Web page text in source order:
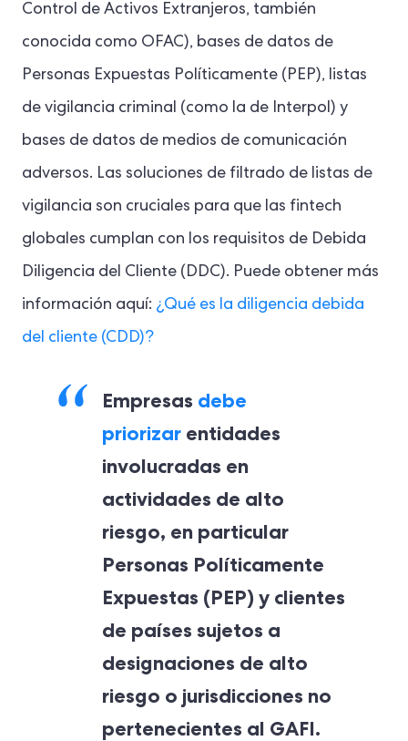
Control de Activos Extranjeros, también
conocida como OFAC), bases de datos de
Personas Expuestas Políticamente (PEP), listas
de vigilancia criminal (como la de Interpol) y
bases de datos de medios de comunicación
adversos. Las soluciones de filtrado de listas de
vigilancia son cruciales para que las fintech
globales cumplan con los requisitos de Debida
Diligencia del Cliente (DDC). Puede obtener más
información aquí: ¿Qué es la diligencia debida
del cliente (CDD)?
Empresas debe
priorizar entidades
involucradas en
actividades de alto
riesgo, en particular
Personas Políticamente
Expuestas (PEP) y clientes
de países sujetos a
designaciones de alto
riesgo o jurisdicciones no
pertenecientes al GAFI.